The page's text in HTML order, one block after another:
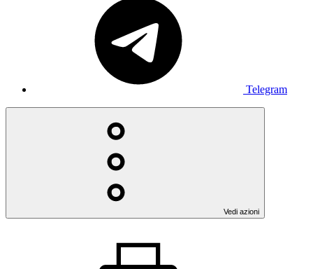
Telegram
Vedi azioni